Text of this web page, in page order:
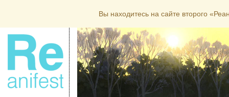
Вы находитесь на сайте второго